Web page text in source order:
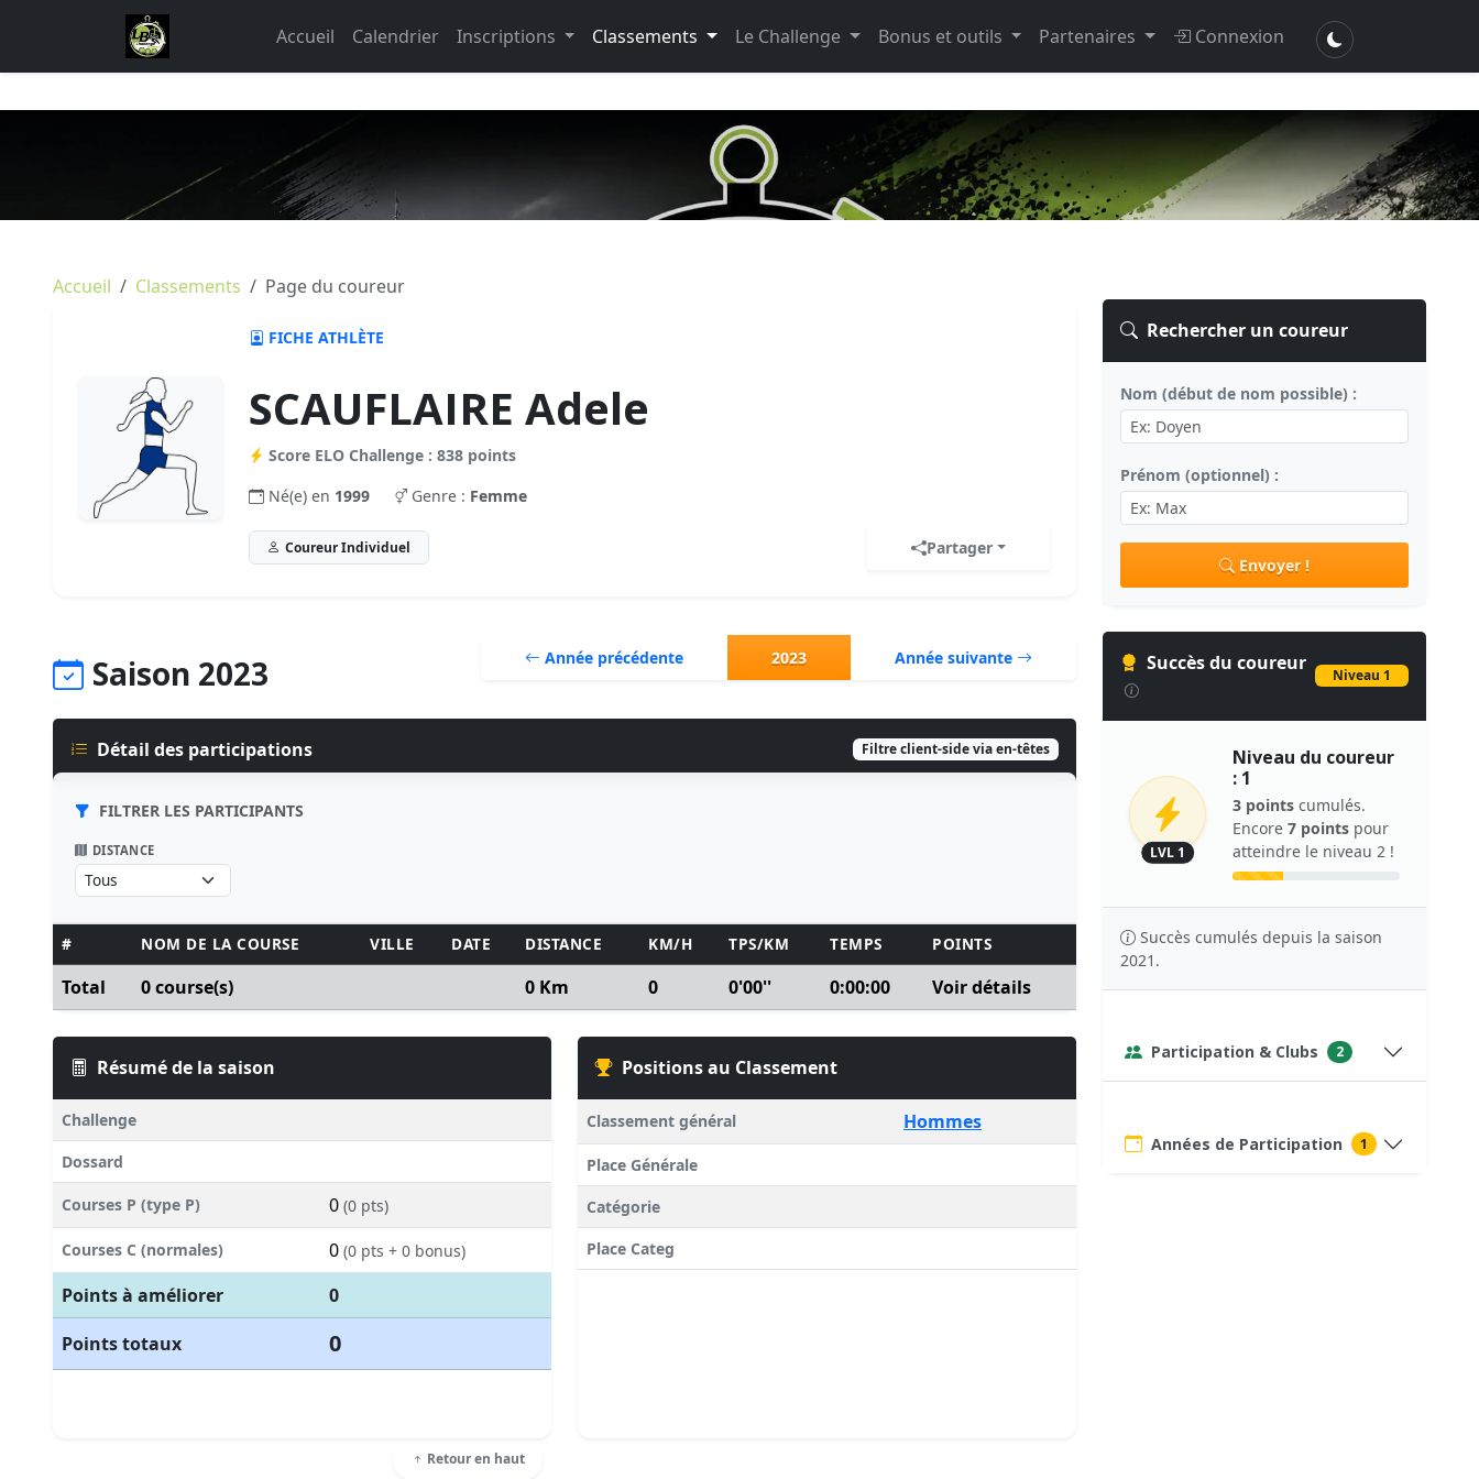
Accueil Calendrier Inscriptions Classements Le Challenge Bonus et outils Partenaires Connexion
Accueil Classements Page du coureur
FICHE ATHLÈTE
SCAUFLAIRE Adele
Score ELO Challenge : 838 points
Né(e) en 1999 Genre : Femme
Coureur Individuel Partager
Saison 2023 Année précédente 2023 Année suivante
Détail des participations Filtre client-side via en-têtes
FILTRER LES PARTICIPANTS
DISTANCE
# NOM DE LA COURSE VILLE DATE DISTANCE KM/H TPS/KM TEMPS POINTS
Total 0 course(s) 0 Km 0 0'00'' 0:00:00 Voir détails
Résumé de la saison
Challenge
Dossard
Courses P (type P) 0 (0 pts)
Courses C (normales) 0 (0 pts + 0 bonus)
Points à améliorer
0
Points totaux
0
Retour en haut
Positions au Classement
Classement général Hommes
Place Générale
Catégorie
Place Categ
Rechercher un coureur
Nom (début de nom possible) :
Prénom (optionnel) :
Envoyer !
Succès du coureur
Niveau 1
LVL 1
Niveau du coureur
: 1
3 points cumulés.
Encore 7 points pour
atteindre le niveau 2 !
Succès cumulés depuis la saison
2021.
Participation & Clubs 2
Années de Participation 1